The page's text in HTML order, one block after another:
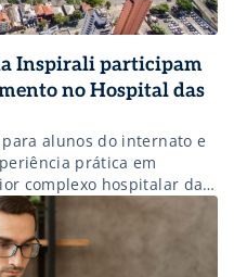
Inspirali participam
no Hospital das
alunos do internato e
prática em
complexo hospitalar da